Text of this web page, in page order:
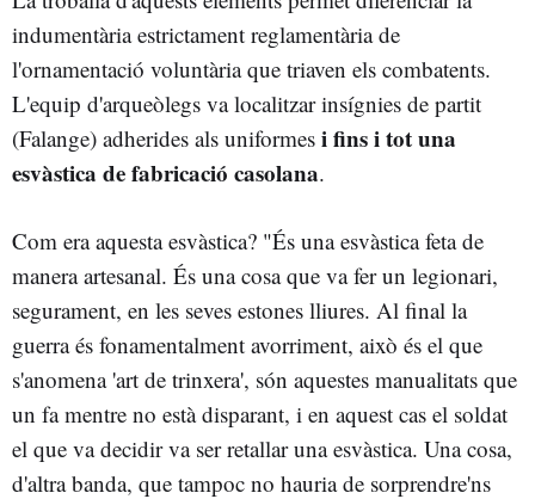
indumentària estrictament reglamentària de
l'ornamentació voluntària que triaven els combatents.
L'equip d'arqueòlegs va localitzar insígnies de partit
(Falange) adherides als uniformes i fins i tot una
esvàstica de fabricació casolana.
Com era aquesta esvàstica? "És una esvàstica feta de
manera artesanal. És una cosa que va fer un legionari,
segurament, en les seves estones lliures. Al final la
guerra és fonamentalment avorriment, això és el que
s'anomena 'art de trinxera', són aquestes manualitats que
un fa mentre no està disparant, i en aquest cas el soldat
el que va decidir va ser retallar una esvàstica. Una cosa,
d'altra banda, que tampoc no hauria de sorprendre'ns